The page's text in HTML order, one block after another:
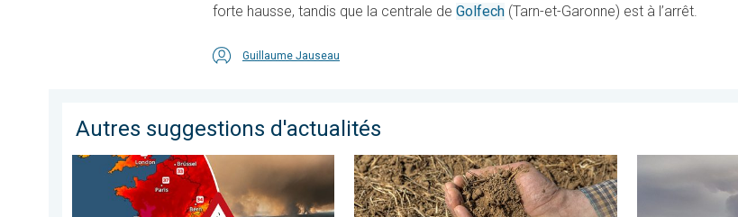
forte hausse, tandis que la centrale de Golfech (Tarn-et-Garonne) est à l’arrêt.
Guillaume Jauseau
Autres suggestions d'actualités
Le sud-ouest de la France brûle vivement. Milliers de sinistrés. . . lundi 27 juillet 2026
La chaleur assèche les sols plus vite. Nouvelle étude. . .
Les feux de